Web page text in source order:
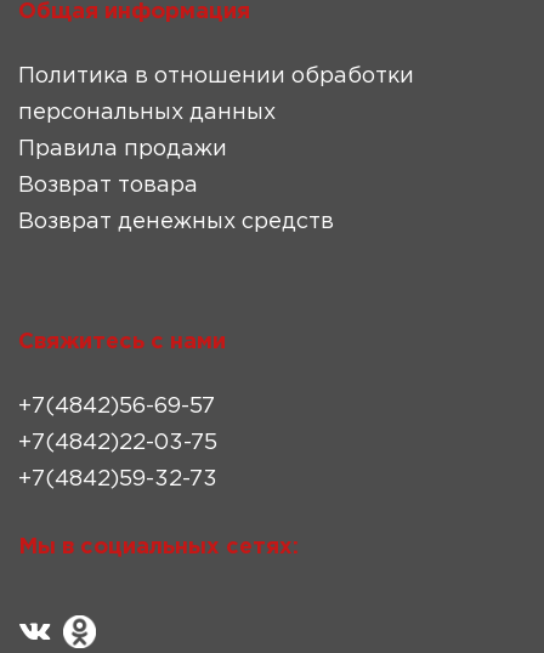
Общая информация
Политика в отношении обработки
персональных данных
Правила продажи
Возврат товара
Возврат денежных средств
Свяжитесь с нами
+7(4842)56-69-57
+7(4842)22-03-75
+7(4842)59-32-73
Мы в социальных сетях: